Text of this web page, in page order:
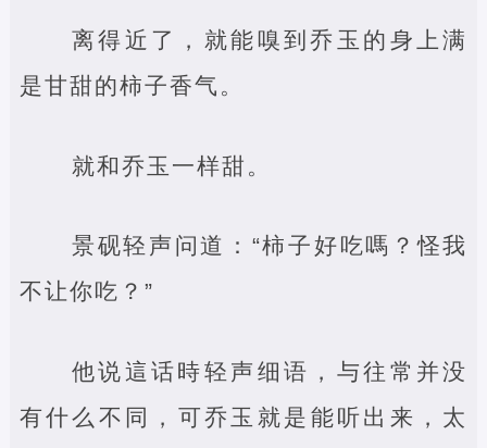
离得近了，就能嗅到乔玉的身上满
是甘甜的柿子香气。
就和乔玉一样甜。
景砚轻声问道：“柿子好吃嗎？怪我
不让你吃？”
他说這话時轻声细语，与往常并没
有什么不同，可乔玉就是能听出来，太